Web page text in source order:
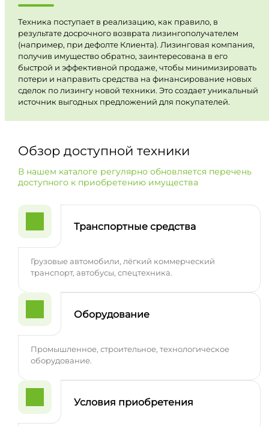
Техника поступает в реализацию, как правило, в
результате досрочного возврата лизингополучателем
(например, при дефолте Клиента). Лизинговая компания,
получив имущество обратно, заинтересована в его
быстрой и эффективной продаже, чтобы минимизировать
потери и направить средства на финансирование новых
сделок по лизингу новой техники. Это создает уникальный
источник выгодных предложений для покупателей.
Обзор доступной техники
В нашем каталоге регулярно обновляется перечень
доступного к приобретению имущества
Транспортные средства
Грузовые автомобили, лёгкий коммерческий
транспорт, автобусы, спецтехника.
Оборудование
Промышленное, строительное, технологическое
оборудование.
Условия приобретения